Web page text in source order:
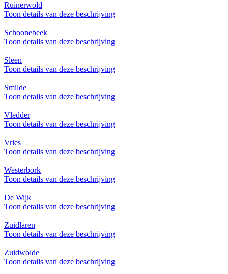
Ruinerwold
Toon details van deze beschrijving
Schoonebeek
Toon details van deze beschrijving
Sleen
Toon details van deze beschrijving
Smilde
Toon details van deze beschrijving
Vledder
Toon details van deze beschrijving
Vries
Toon details van deze beschrijving
Westerbork
Toon details van deze beschrijving
De Wijk
Toon details van deze beschrijving
Zuidlaren
Toon details van deze beschrijving
Zuidwolde
Toon details van deze beschrijving